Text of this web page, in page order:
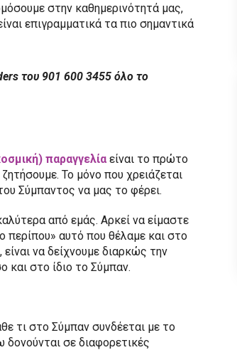
στην καθημερινότητά μας,
επιγραμματικά τα πιο σημαντικά
του 901 600 3455 όλο το
παραγγελία είναι το πρώτο
Το μόνο που χρειάζεται
Σύμπαντος να μας το φέρει.
από εμάς. Αρκεί να είμαστε
περίπου» αυτό που θέλαμε και στο
να δείχνουμε διαρκώς την
στο ίδιο το Σύμπαν.
τι στο Σύμπαν συνδέεται με το
σε διαφορετικές